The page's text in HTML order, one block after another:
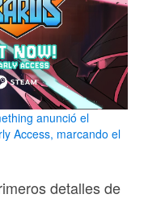
anunció el
Access, marcando el
detalles de